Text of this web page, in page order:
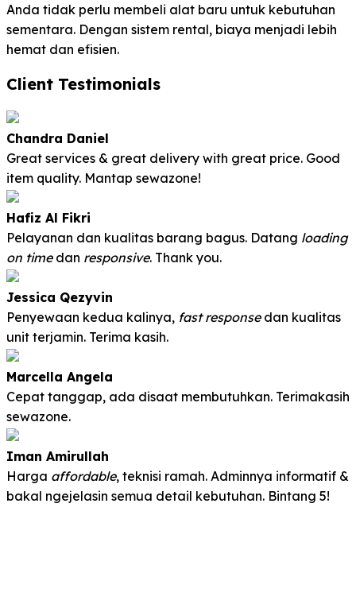
Anda tidak perlu membeli alat baru untuk kebutuhan
sementara. Dengan sistem rental, biaya menjadi lebih
hemat dan efisien.
Client Testimonials
Chandra Daniel
Great services & great delivery with great price. Good
item quality. Mantap sewazone!
Hafiz Al Fikri
Pelayanan dan kualitas barang bagus. Datang loading
on timedan responsive. Thank you.
Jessica Qezyvin
Penyewaan kedua kalinya, fast responsedan kualitas
unit terjamin. Terima kasih.
Marcella Angela
Cepat tanggap, ada disaat membutuhkan. Terimakasih
sewazone.
Iman Amirullah
Harga affordable, teknisi ramah. Adminnya informatif &
bakal ngejelasin semua detail kebutuhan. Bintang 5!